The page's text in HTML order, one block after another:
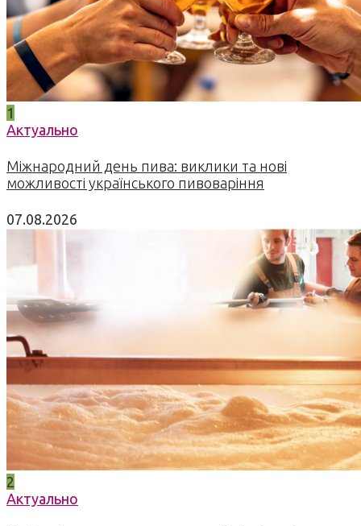
1
Актуально
Міжнародний день пива: виклики та нові
можливості українського пивоваріння
07.08.2026
2
Актуально